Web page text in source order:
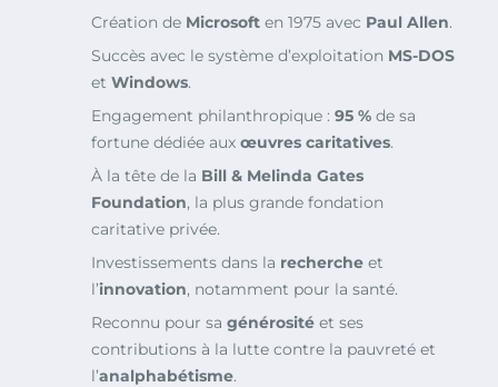
Création de Microsoft en 1975 avec Paul Allen.
Succès avec le système d’exploitation MS-DOS
et Windows.
Engagement philanthropique : 95 % de sa
fortune dédiée aux œuvres caritatives.
À la tête de la Bill & Melinda Gates
Foundation, la plus grande fondation
caritative privée.
Investissements dans la recherche et
l’innovation, notamment pour la santé.
Reconnu pour sa générosité et ses
contributions à la lutte contre la pauvreté et
l’analphabétisme.